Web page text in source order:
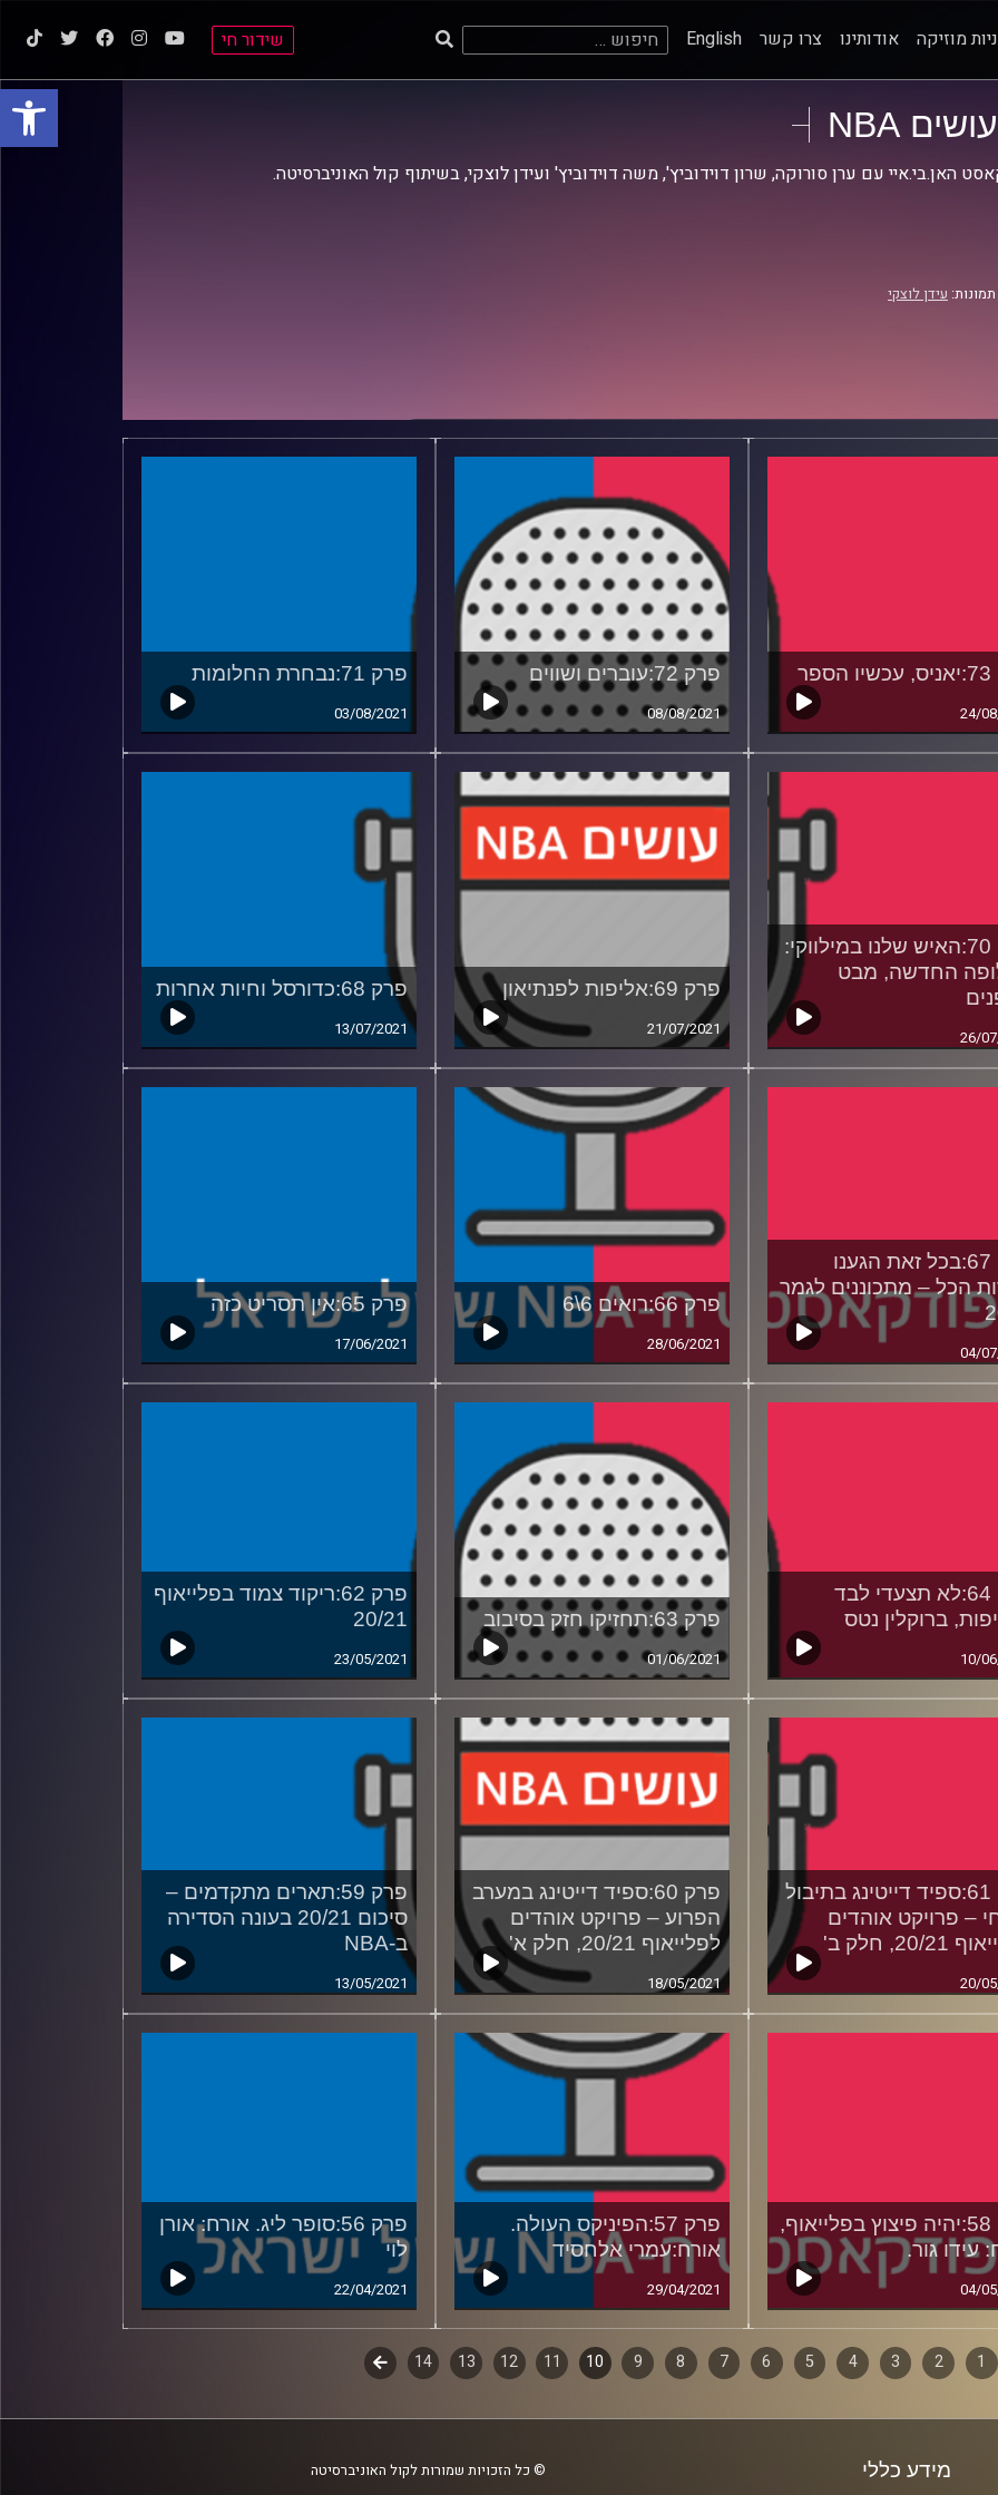
פתח
מוזיקה אודותינו צרו קשר English חיפוש: שידור חי
עושים NBA
האן.בי.איי עם ערן סורוקה, שרון דוידוביץ', משה דוידוביץ' ועידן לוצקי, בשיתוף קול האוניברסיטה.
עידן לוצקי
24/
פרק 72:עוברים ושווים
08/08/2021
פרק 71:נבחרת החלומות
03/08/2021
פרק 70:האיש שלנו במילווקי:
החדשה, מבט
26/
פרק 69:אליפות לפנתיאון
21/07/2021
פרק 68:כדורסל וחיות אחרות
13/07/2021
פרק 67:בכל זאת הגענו
הכל – מתכוננים לגמר
04/
פרק 66:רואים 6\6
28/06/2021
פרק 65:אין תסריט כזה
17/06/2021
פרק 64:לא תצעדי לבד
ברוקלין נטס
10/
פרק 63:תחזיקו חזק בסיבוב
01/06/2021
פרק 62:ריקוד צמוד בפלייאוף
20/21
23/05/2021
פרק 61:ספיד דייטינג בתיבול
– פרויקט אוהדים
21, חלק ב'
20/
פרק 60:ספיד דייטינג במערב
הפרוע – פרויקט אוהדים
לפלייאוף 20/21, חלק א'
18/05/2021
פרק 59:תארים מתקדמים –
סיכום 20/21 בעונה הסדירה
ב-NBA
13/05/2021
פרק 58:יהיה פיצוץ בפלייאוף,
עידו גור.
04/
פרק 57:הפיניקס העולה.
אורח:עמרי אלחסיד
29/04/2021
פרק 56:סופר ליג. אורח: אורן
לוי
22/04/2021
1
2
3
4
5
6
7
8
9
10
11
12
13
14
לשלב
מידע כללי © כל הזכויות שמורות לקול האוניברסיטה